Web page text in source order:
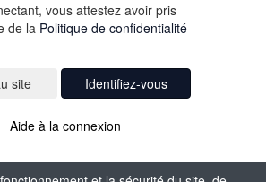
vous attestez avoir pris
de la Politique de confidentialité
Identifiez-vous
Aide à la connexion